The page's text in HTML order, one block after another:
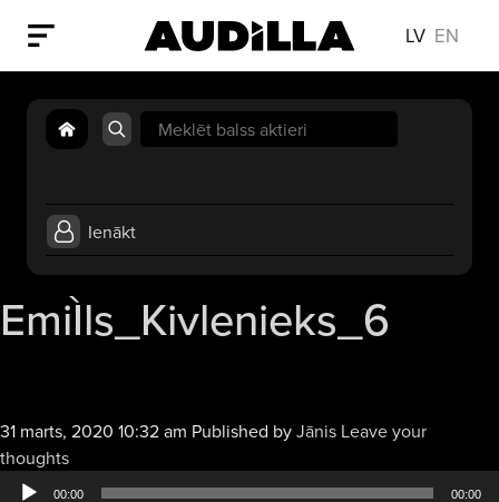
LV EN
Search
for:
Ienākt
EmiÌls_Kivlenieks_6
31 marts, 2020 10:32 am Published byJānis Leave your
thoughtsAudio
atskaņotājs
00:00 00:00